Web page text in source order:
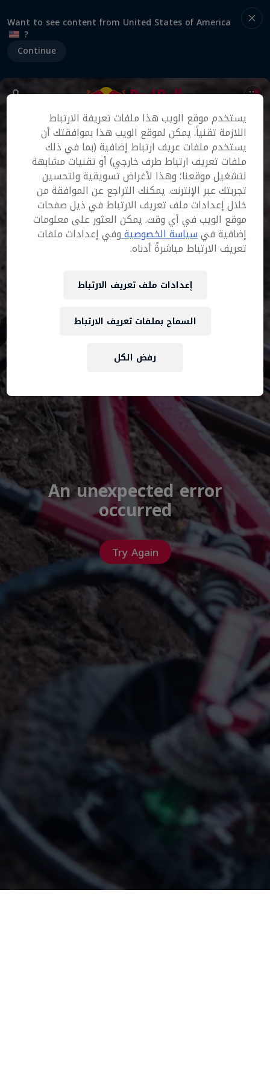
Want to see content from United States of America
?
Continue
An unexpected error
occurred
Try Again
يستخدم موقع الويب هذا ملفات تعريفة الارتباط
اللازمة تقنياً. يمكن لموقع الويب هذا بموافقتك أن
يستخدم ملفات عريف ارتباط إضافية (بما في ذلك
ملفات تعريف ارتباط طرف خارجي) أو تقنيات مشابهة
لتشغيل موقعنا؛ وهذا لأغراض تسويقية ولتحسين
تجربتك عبر الإنترنت. يمكنك التراجع عن الموافقة من
خلال إعدادات ملف تعريف الارتباط في ذيل صفحات
موقع الويب في أي وقت. يمكن العثور على معلومات
إضافية فيسياسة الخصوصيةوفي إعدادات ملفات
تعريف الارتباط مباشرةً أدناه.
إعدادات ملف تعريف الارتباط
رفض الكل
السماح بملفات تعريف الارتباط